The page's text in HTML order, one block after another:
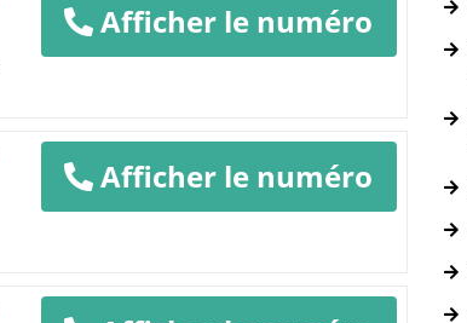
Afficher le numéro
Afficher le numéro